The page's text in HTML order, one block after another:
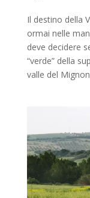
Il destino della
ormai nelle
deve decidere
“verde” della
valle del